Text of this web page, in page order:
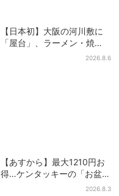
【日本初】大阪の河川敷に
「屋台」、ラーメン・焼
肉・しゃぶしゃぶ・カフェ
2026.8.6
【あすから】最大1210円お
得…ケンタッキーの「お盆パ
ック」、2週間だけ！数量限
2026.8.3